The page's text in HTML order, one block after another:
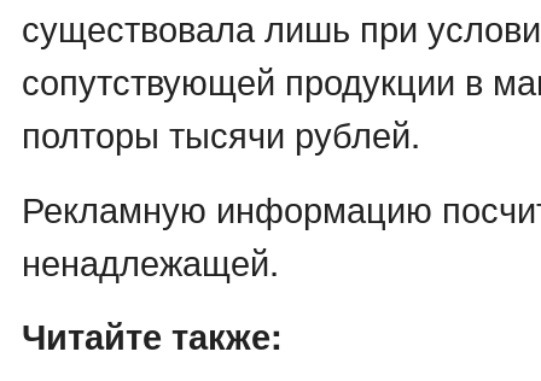
существовала лишь при
сопутствующей продукции в
полторы тысячи рублей.
Рекламную информацию
ненадлежащей.
Читайте также: